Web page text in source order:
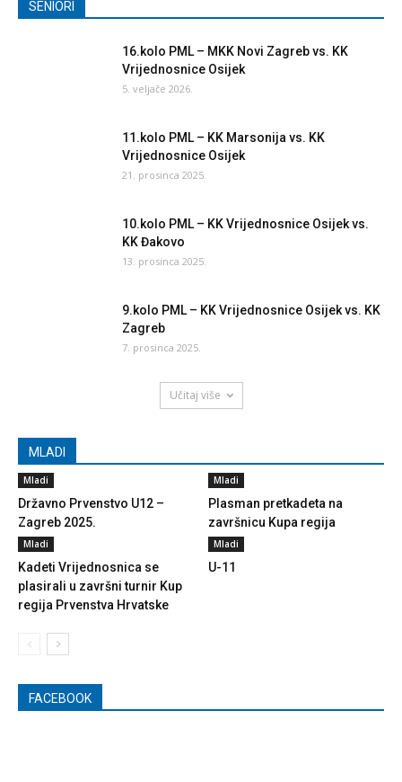
SENIORI
16.kolo PML – MKK Novi Zagreb vs. KK
Vrijednosnice Osijek
5. veljače 2026.
11.kolo PML – KK Marsonija vs. KK
Vrijednosnice Osijek
21. prosinca 2025.
10.kolo PML – KK Vrijednosnice Osijek vs.
KK Đakovo
13. prosinca 2025.
9.kolo PML – KK Vrijednosnice Osijek vs. KK
Zagreb
7. prosinca 2025.
Učitaj više
MLADI
Mladi
Državno Prvenstvo U12 –
Zagreb 2025.
Mladi
Plasman pretkadeta na
završnicu Kupa regija
Mladi
Kadeti Vrijednosnica se
plasirali u završni turnir Kup
regija Prvenstva Hrvatske
Mladi
U-11
FACEBOOK